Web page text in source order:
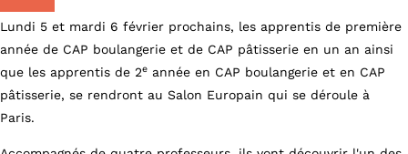
Lundi 5 et mardi 6 février prochains, les apprentis de première
année de CAP boulangerie et de CAP pâtisserie en un an ainsi
que les apprentis de 2e année en CAP boulangerie et en CAP
pâtisserie, se rendront au Salon Europain qui se déroule à
Paris.